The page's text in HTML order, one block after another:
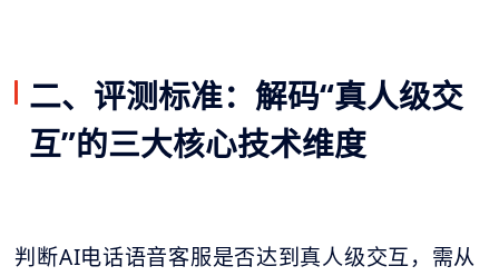
二、评测标准：解码“真人级交
互”的三大核心技术维度
判断AI电话语音客服是否达到真人级交互，需从